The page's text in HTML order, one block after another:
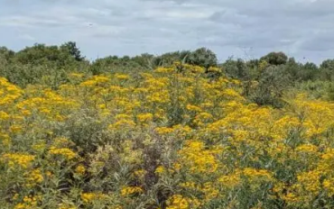
Publicaciones
Synthesis Actions